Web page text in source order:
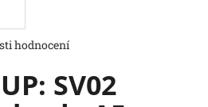
hodnocení
SV02